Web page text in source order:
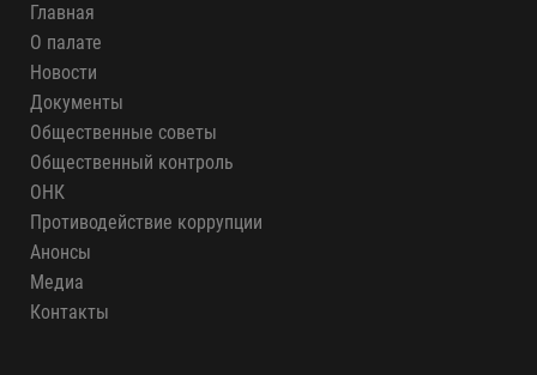
Главная
О палате
Новости
Документы
Общественные советы
Общественный контроль
ОНК
Противодействие коррупции
Анонсы
Медиа
Контакты